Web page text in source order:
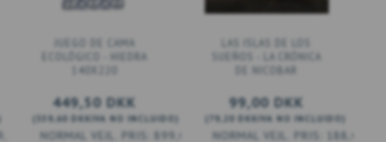
DKK
JUEGO DE CAMA
ECOLÓGICO - HIEDRA
140X220
449,50 DKK
359,60 DKKIVA NO INCLUIDO)
899,00 DKK
LAS ISLAS DE LOS
SUEÑOS - LA CRÓNICA
DE NICOBAR
99,00 DKK
79,20 DKKIVA NO INCLUIDO)
188,00 DKK